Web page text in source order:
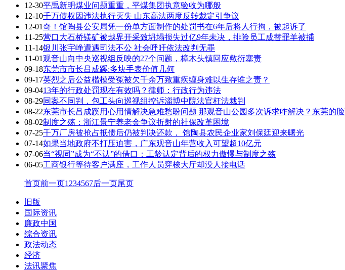
12-30平禹新明煤业问题重重，平煤集团执意验收为哪般
12-10千万债权因违法执行灭失 山东高法两度反转裁定引争议
12-01奇！馆陶县公安局凭一份单方面制作的处罚书在6年后将人行拘，被起诉了
11-25营口大石桥镁矿被越界开采致坍塌损失过亿9年未决，排险员工成替罪羊被捕
11-14银川张宇峥遭遇司法不公 社会呼吁依法改判无罪
11-01观音山向中央巡视组反映的27个问题，樟木头镇回应敷衍塞责
09-18东莞市市长吕成蹊:多块手表价值几何
09-17英烈之后公益楷模受冤被欠千余万致重疾缠身难以生存谁之责？
09-0413年的行政处罚现在有效吗？律师：行政行为违法
08-29同案不同判，包工头向巡视组控诉淄博中院法官枉法裁判
08-22东莞市长吕成蹊用心用情解决急难愁盼问题 那观音山公园多次诉求咋解决？东莞的
08-02制度之殇：浙江景宁养老金争议折射的社保改革困境
07-25千万厂房被抢占抵债后仍被判决还款， 馆陶县农民企业家刘保廷迎来曙光
07-14如果当地政府不打压迫害，广东观音山年营收入可望超10亿元
07-06当“视同”成为“不认”的借口：工龄认定背后的权力傲慢与制度之殇
06-05工商银行等待客户满座，工作人员穿梭大厅却没人接电话
首页前一页1 234567后一页尾页
旧版
国际资讯
廉政中国
综合资讯
政法动态
经济
法讯聚焦